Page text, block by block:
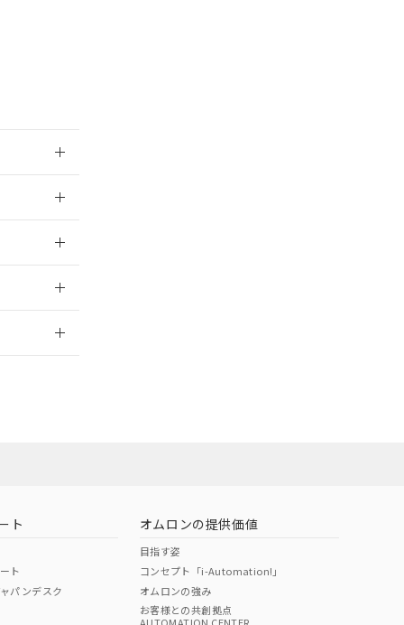
ト
ト
パンデスク
オムロンの提供価値
目指す姿
コンセプト「i-Automation!」
オムロンの強み
お客様との共創拠点